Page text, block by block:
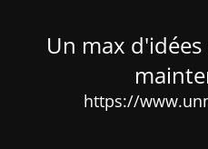
Un max
https://